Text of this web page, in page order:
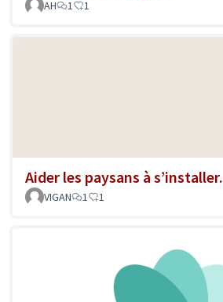
AH 1 1
Aider les paysans à s’installer.
VIGAN
1 1